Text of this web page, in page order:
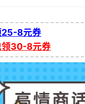
25-8元券
领30-8元券